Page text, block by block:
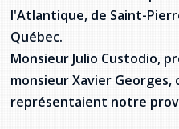
Visages de la santé
Pinos Mpiana
Allison Chaytor
Programmes et
provincial
l'Atlantique, de Saint-
Québec.
Monsieur Julio Custodio,
monsieur Xavier
représentaient notre